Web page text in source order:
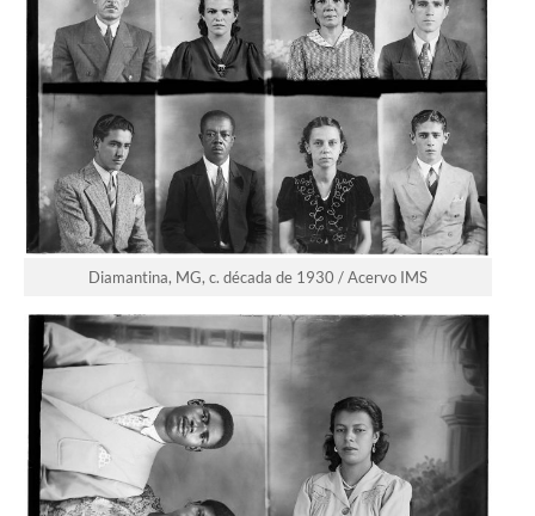
Diamantina, MG, c. década de 1930 / Acervo IMS